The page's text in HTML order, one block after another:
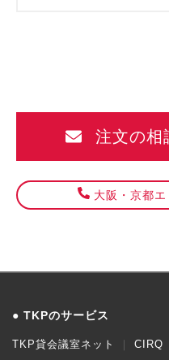
注文の相
大阪・京都
TKPのサービス
TKP貸会議室ネット CIRQ